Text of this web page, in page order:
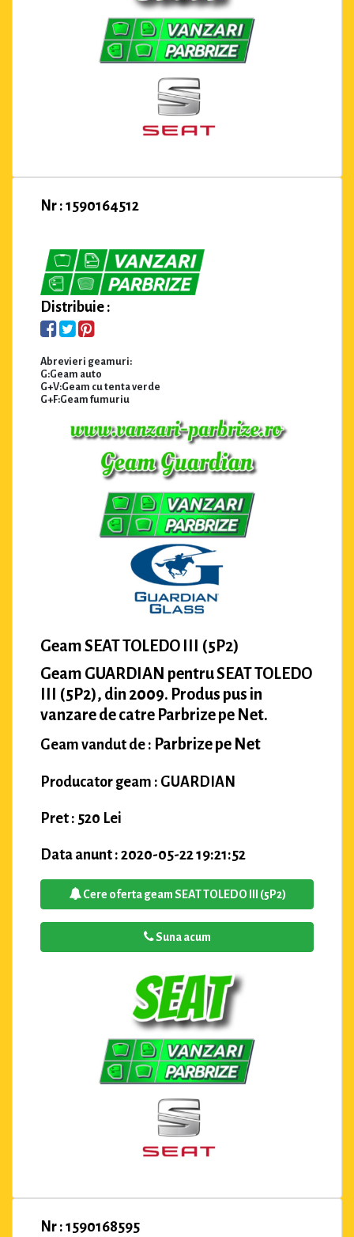
Nr : 1590164512
Distribuie :
Abrevieri geamuri:
G:Geam auto
G+V:Geam cu tenta verde
G+F:Geam fumuriu
Geam SEAT TOLEDO III (5P2)
Geam GUARDIAN pentru SEAT TOLEDO
III (5P2), din 2009. Produs pus in
vanzare de catre Parbrize pe Net.
Geam vandut de : Parbrize pe Net
Producator geam : GUARDIAN
Pret : 520 Lei
Data anunt : 2020-05-22 19:21:52
Cere oferta geam SEAT TOLEDO III (5P2)
Suna acum
Nr : 1590168595